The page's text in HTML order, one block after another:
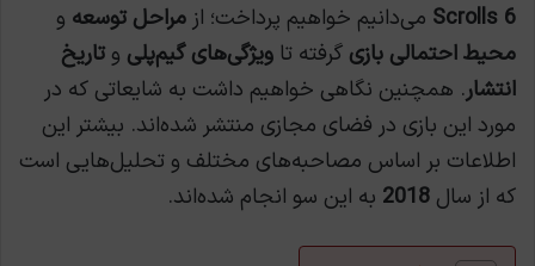
Scrolls 6 می‌دانیم خواهیم پرداخت؛ از مراحل توسعه و
محیط احتمالی بازی گرفته تا ویژگی‌های گیم‌پلی و تاریخ
انتشار. همچنین نگاهی خواهیم داشت به شایعاتی که در
مورد این بازی در فضای مجازی منتشر شده‌اند. بیشتر این
اطلاعات بر اساس مصاحبه‌های مختلف و تحلیل‌هایی است
که از سال 2018 به این سو انجام شده‌اند.